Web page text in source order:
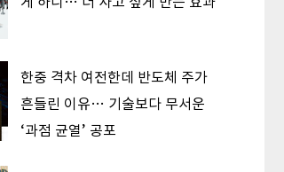
한중 격차 여전한데 반도체 주가
흔들린 이유… 기술보다 무서운
‘과점 균열’ 공포